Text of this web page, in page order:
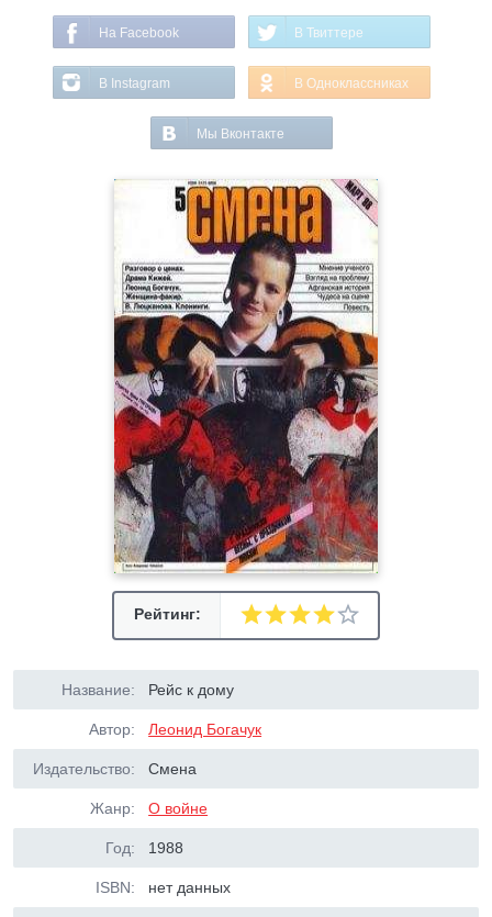
На Facebook В Твиттере
В Instagram В Одноклассниках
Мы Вконтакте
Рейтинг:
Название: Рейс к дому
Автор: Леонид Богачук
Издательство: Смена
Жанр: О войне
Год: 1988
ISBN: нет данных